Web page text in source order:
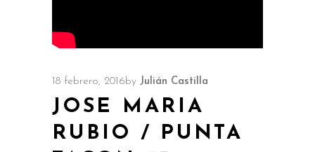
18 febrero, 2016 by Julián Castilla
JOSE MARIA
RUBIO / PUNTA